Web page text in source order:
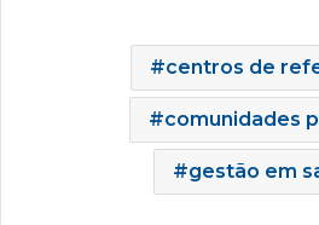
centros de
comunidades
gestão em